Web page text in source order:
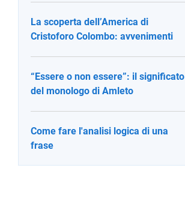
La scoperta dell’America di
Cristoforo Colombo: avvenimenti
“Essere o non essere”: il significato
del monologo di Amleto
Come fare l'analisi logica di una
frase